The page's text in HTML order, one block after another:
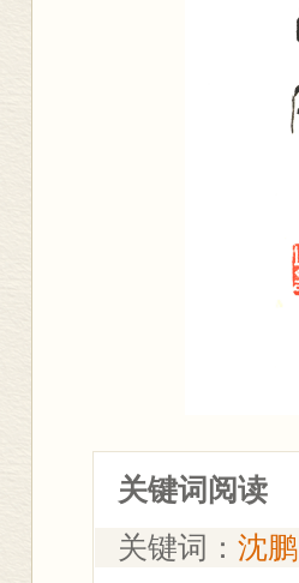
关键词阅读
关键词： 沈鹏